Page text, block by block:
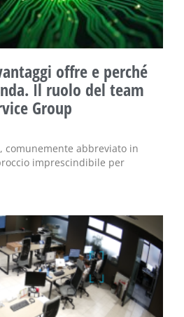
offre e perché
Il ruolo del team
Group
comunemente abbreviato in
imprescindibile per